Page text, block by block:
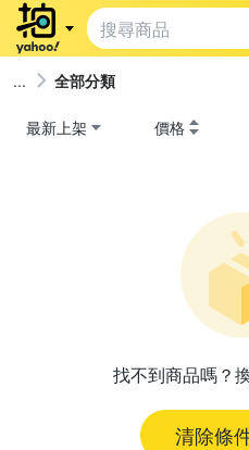
全部分類
最新上架 價格
找不到商品嗎？
清除條